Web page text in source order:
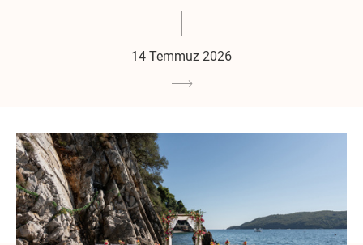
14 Temmuz 2026